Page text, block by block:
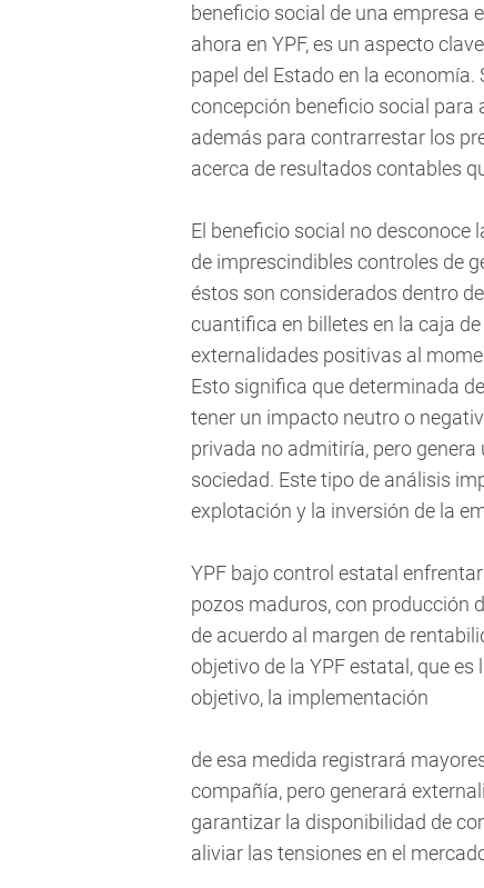
beneficio social de una empresa
ahora en YPF, es un aspecto
papel del Estado en la
concepción beneficio social
además para contrarrestar los
acerca de resultados contables
El beneficio social no desconoce
de imprescindibles controles de
éstos son considerados dentro
cuantifica en billetes en la caja
externalidades positivas al
Esto significa que determinada
tener un impacto neutro o
privada no admitiría, pero
sociedad. Este tipo de análisis
explotación y la inversión de la
YPF bajo control estatal
pozos maduros, con producción
de acuerdo al margen de
objetivo de la YPF estatal, que
objetivo, la implementación
de esa medida registrará
compañía, pero generará
garantizar la disponibilidad de
aliviar las tensiones en el